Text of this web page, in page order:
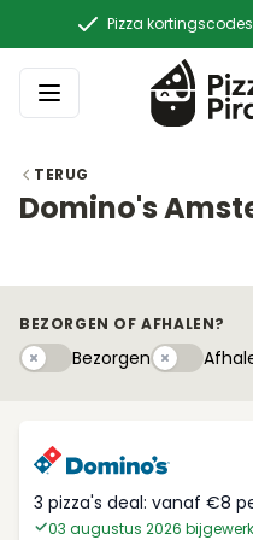
Pizza
TERUG
Domino's
BEZORGEN OF AFHALEN?
BezorgenBezorgenAfhaleny
3 pizza's deal: vanaf €8
03 augustus 2026